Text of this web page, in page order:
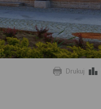
Drukuj